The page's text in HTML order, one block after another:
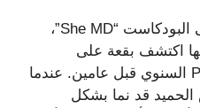
خلال ظهورها عام 2026 على البودكاست “She MD”،
اكتشف بقعة على
مبيضيها خلال فحص Prenuvo السنوي قبل عامين. عندما
الحميد قد نما بشكل